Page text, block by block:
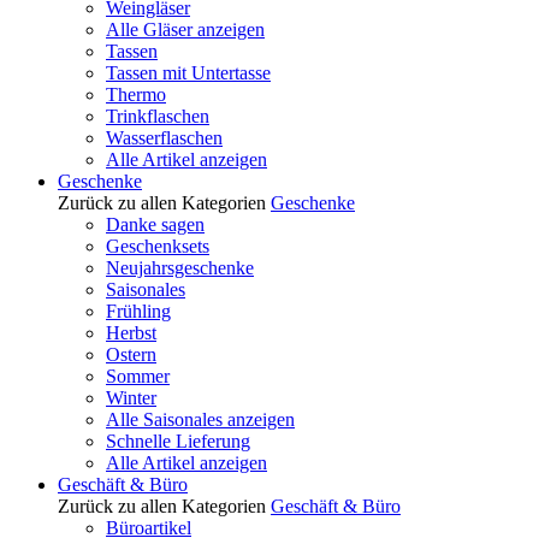
Weingläser
Alle Gläser anzeigen
Tassen
Tassen mit Untertasse
Thermo
Trinkflaschen
Wasserflaschen
Alle Artikel anzeigen
Geschenke
Zurück zu allen Kategorien Geschenke
Danke sagen
Geschenksets
Neujahrsgeschenke
Saisonales
Frühling
Herbst
Ostern
Sommer
Winter
Alle Saisonales anzeigen
Schnelle Lieferung
Alle Artikel anzeigen
Geschäft & Büro
Zurück zu allen Kategorien Geschäft & Büro
Büroartikel